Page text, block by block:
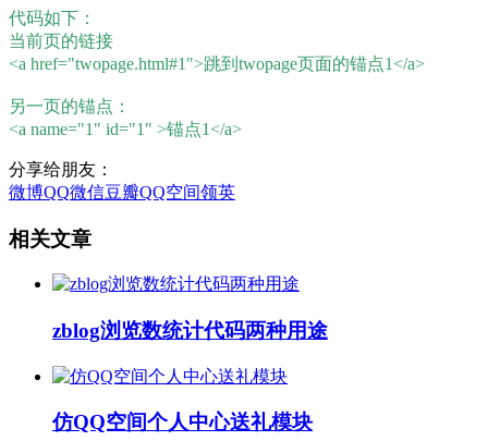
代码如下：
当前页的链接
<a href="twopage.html#1">跳到twopage页面的锚点1</a>
另一页的锚点：
<a name="1" id="1" >锚点1</a>
分享给朋友：
微博QQ微信豆瓣QQ空间领英
相关文章
zblog浏览数统计代码两种用途
仿QQ空间个人中心送礼模块